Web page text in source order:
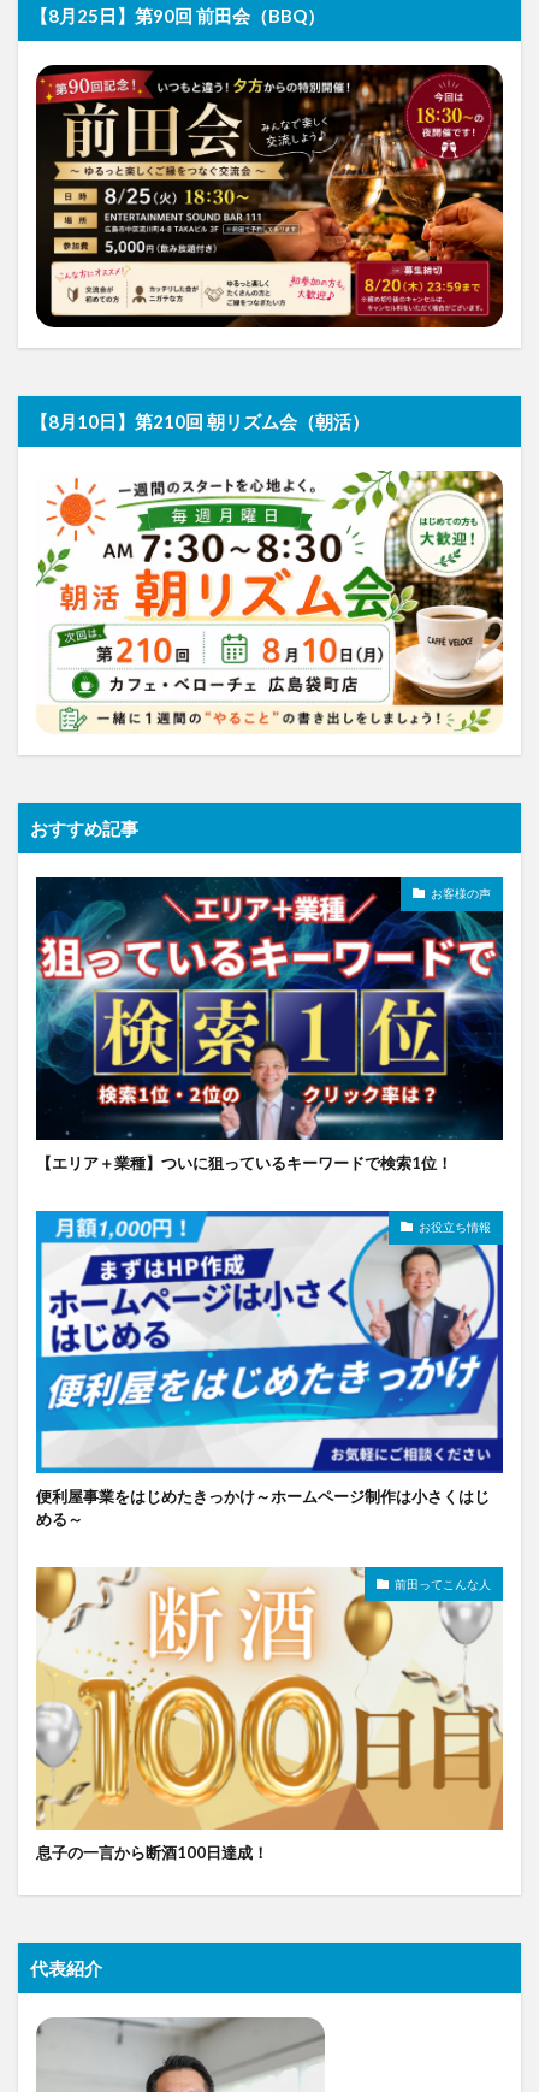
【8月25日】第90回 前田会（BBQ）
【8月10日】第210回 朝リズム会（朝活）
おすすめ記事
お客様の声
【エリア＋業種】ついに狙っているキーワードで検索1位！
お役立ち情報
便利屋事業をはじめたきっかけ～ホームページ制作は小さくはじ
める～
前田ってこんな人
息子の一言から断酒100日達成！
代表紹介